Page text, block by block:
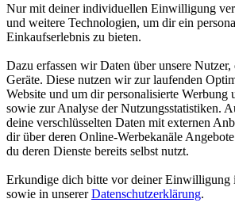
Nur mit deiner individuellen Einwilligung
und weitere Technologien, um dir ein
Einkaufserlebnis zu bieten.
Dazu erfassen wir Daten über unsere Nutzer,
Geräte. Diese nutzen wir zur laufenden
Website und um dir personalisierte Werbung
sowie zur Analyse der Nutzungsstatistiken.
deine verschlüsselten Daten mit externen
dir über deren Online-Werbekanäle
du deren Dienste bereits selbst nutzt.
Erkundige dich bitte vor deiner Einwilligung
sowie in unsererDatenschutzerklärung.